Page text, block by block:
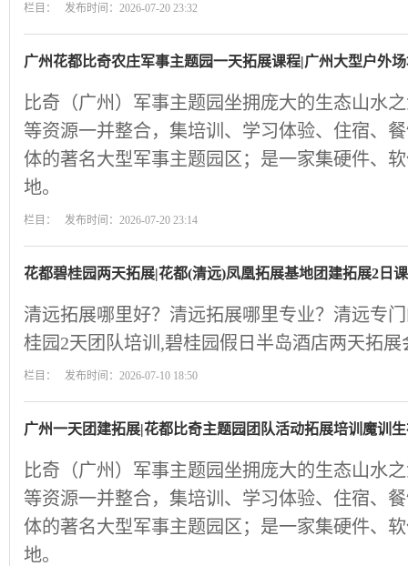
栏目： 发布时间：2026-07-20 23:32
广州花都比奇农庄军事主题园一天拓展课程|广州大型户外
比奇（广州）军事主题园坐拥庞大的生态山水
等资源一并整合，集培训、学习体验、住宿、
体的著名大型军事主题园区；是一家集硬件、
地。
栏目： 发布时间：2026-07-20 23:14
花都碧桂园两天拓展|花都(清远)凤凰拓展基地团建拓展2日
清远拓展哪里好？清远拓展哪里专业？清远专
桂园2天团队培训,碧桂园假日半岛酒店两天拓展
栏目： 发布时间：2026-07-10 18:50
广州一天团建拓展|花都比奇主题园团队活动拓展培训魔训
比奇（广州）军事主题园坐拥庞大的生态山水
等资源一并整合，集培训、学习体验、住宿、
体的著名大型军事主题园区；是一家集硬件、
地。